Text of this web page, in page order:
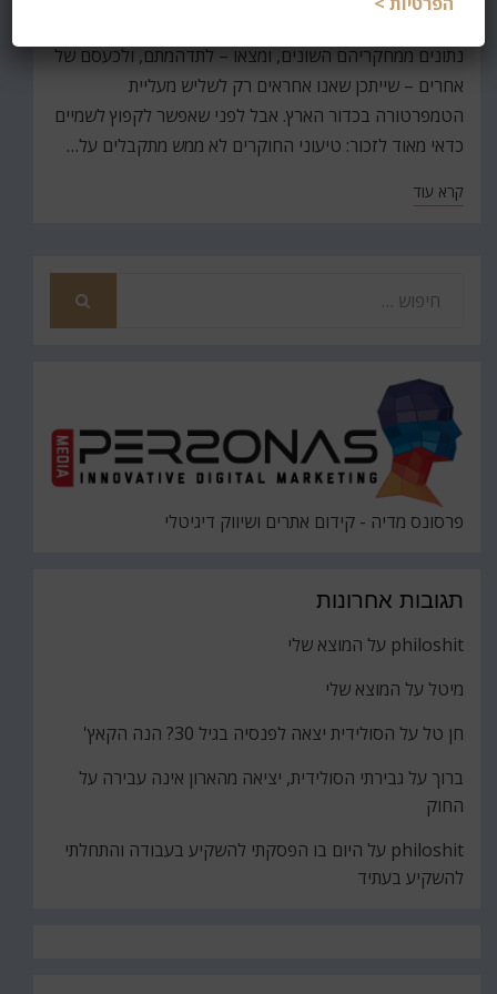
נתונים ממחקריהם השונים, ומצאו – לתדהמתם, ולכעסם של
אחרים – שייתכן שאנו אחראים רק לשליש מעליית
הטמפרטורה בכדור הארץ. אבל לפני שאפשר לקפוץ לשמיים
כדאי מאוד לזכור: טיעוני החוקרים לא ממש מתקבלים על…
קרא עוד
פרסונס מדיה - קידום אתרים ושיווק דיגיטלי
תגובות אחרונות
philoshit על המוצא שלי
מיטל על המוצא שלי
חן טל על הסולידית יצאה לפנסיה בגיל 30? הנה הקאץ'
ברוך על גבירתי הסולידית, יציאה מהארון אינה עבירה על
החוק
philoshit על היום בו הפסקתי להשקיע בעבודה והתחלתי
להשקיע בעתיד